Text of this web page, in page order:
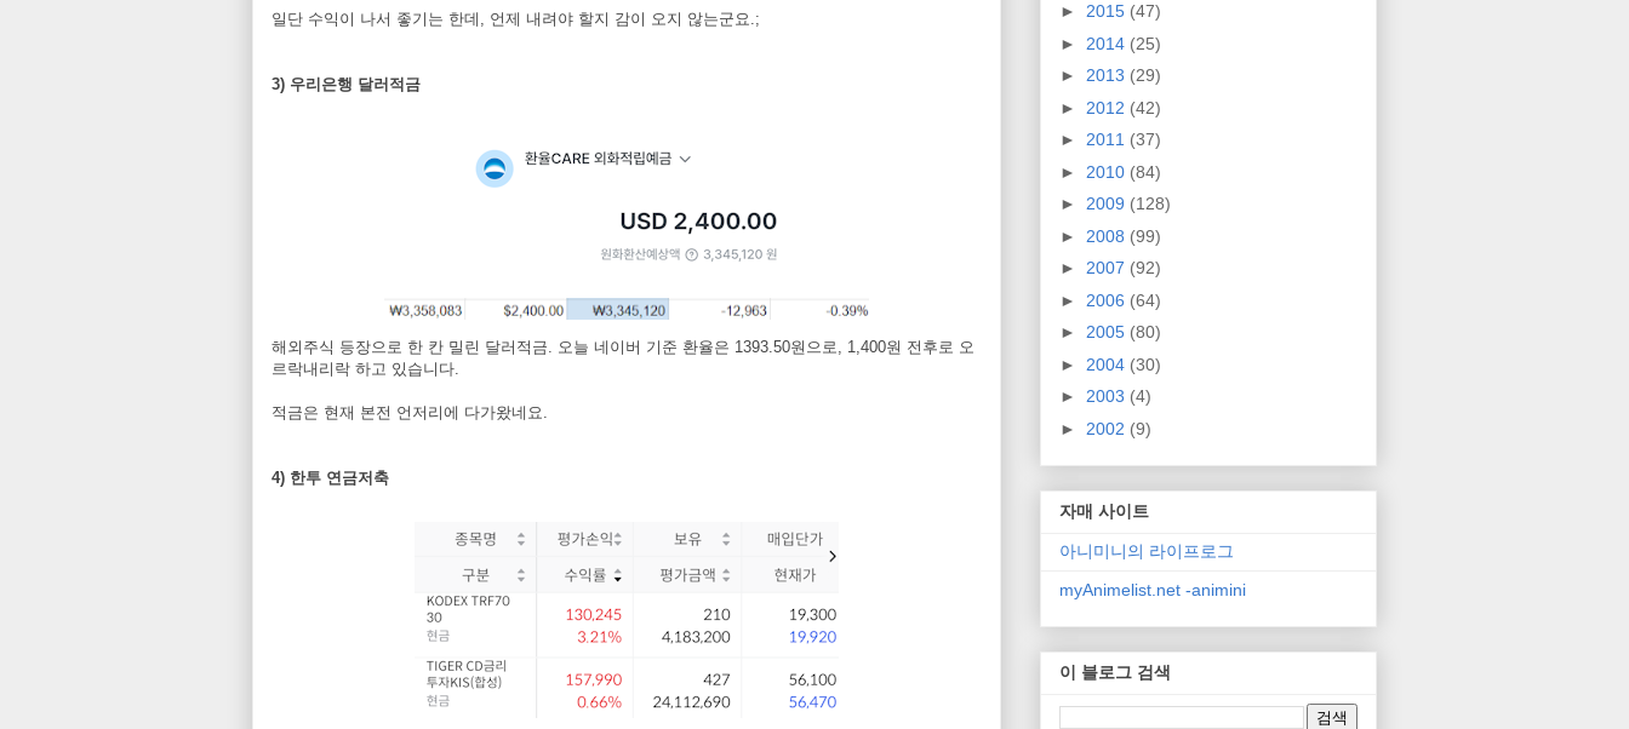
일단 수익이 나서 좋기는 한데, 언제 내려야 할지 감이 오지 않는군요.;
3) 우리은행 달러적금
해외주식 등장으로 한 칸 밀린 달러적금. 오늘 네이버 기준 환율은 1393.50원으로, 1,400원 전후로 오
르락내리락 하고 있습니다.
적금은 현재 본전 언저리에 다가왔네요.
4) 한투 연금저축
► 2015 (47)
► 2014 (25)
► 2013 (29)
► 2012 (42)
► 2011 (37)
► 2010 (84)
► 2009 (128)
► 2008 (99)
► 2007 (92)
► 2006 (64)
► 2005 (80)
► 2004 (30)
► 2003 (4)
► 2002 (9)
자매 사이트
아니미니의 라이프로그
myAnimelist.net -animini
이 블로그 검색